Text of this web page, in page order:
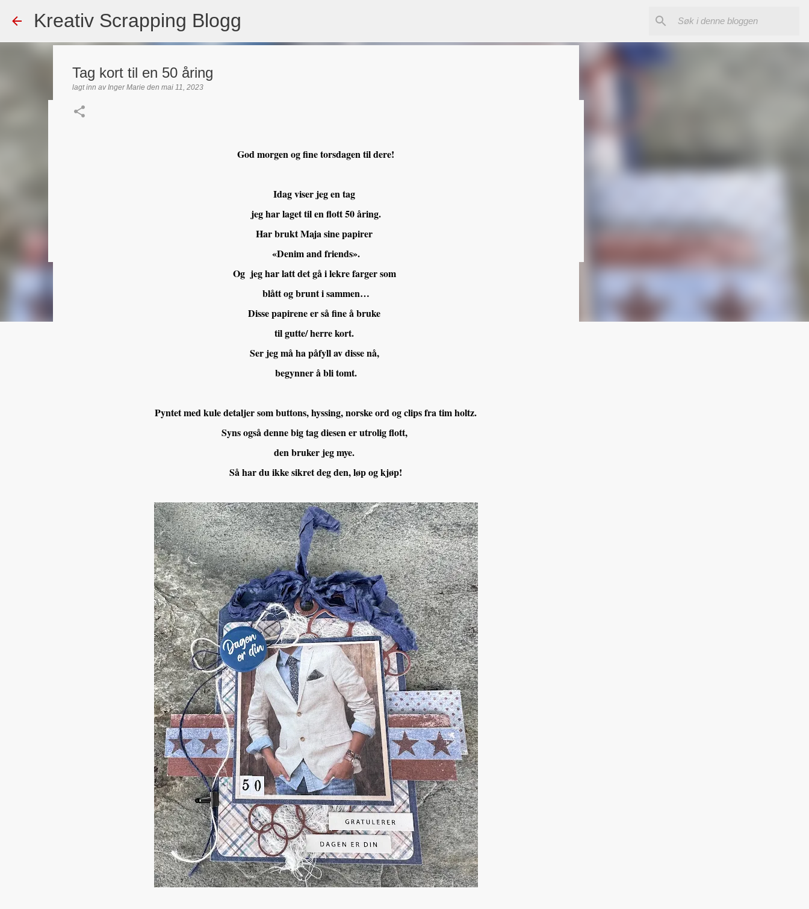
Kreativ Scrapping Blogg
Tag kort til en 50 åring
lagt inn avInger Marie den mai 11, 2023
God morgen og fine torsdagen til dere!
Idag viser jeg en tag
jeg har laget til en flott 50 åring.
Har brukt Maja sine papirer
«Denim and friends».
Og jeg har latt det gå i lekre farger som
blått og brunt i sammen…
Disse papirene er så fine å bruke
til gutte/ herre kort.
Ser jeg må ha påfyll av disse nå,
begynner å bli tomt.
Pyntet med kule detaljer som buttons, hyssing, norske ord og clips fra tim holtz.
Syns også denne big tag diesen er utrolig flott,
den bruker jeg mye.
Så har du ikke sikret deg den, løp og kjøp!